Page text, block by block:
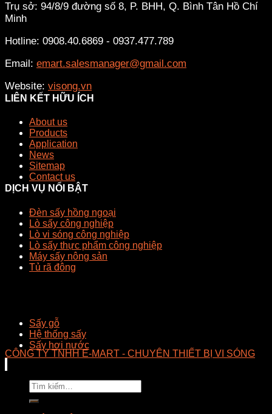
Trụ sở: 94/8/9 đường số 8, P. BHH, Q. Bình Tân Hồ Chí
Minh
Hotline: 0908.40.6869 - 0937.477.789
Email: emart.salesmanager@gmail.com
Website: visong.vn
LIÊN KẾT HỮU ÍCH
About us
Products
Application
News
Sitemap
Contact us
DỊCH VỤ NỔI BẬT
Đèn sấy hồng ngoại
Lò sấy công nghiệp
Lò vi sóng công nghiệp
Lò sấy thực phẩm công nghiệp
Máy sấy nông sản
Tủ rã đông
Sấy gỗ
Hệ thống sấy
Sấy hơi nước
CÔNG TY TNHH E-MART - CHUYÊN THIẾT BỊ VI SÓNG
Tìm
kiếm: